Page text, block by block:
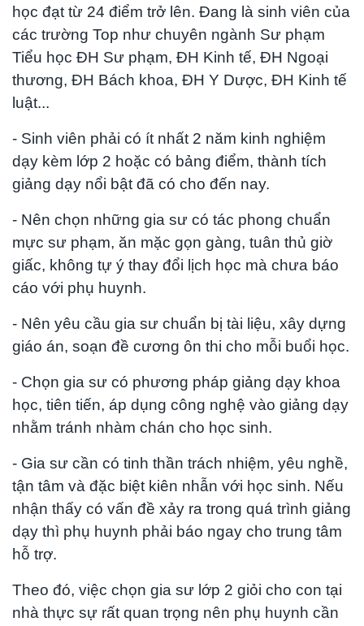
học đạt từ 24 điểm trở lên. Đang là sinh viên của
các trường Top như chuyên ngành Sư phạm
Tiểu học ĐH Sư phạm, ĐH Kinh tế, ĐH Ngoại
thương, ĐH Bách khoa, ĐH Y Dược, ĐH Kinh tế
luật...
- Sinh viên phải có ít nhất 2 năm kinh nghiệm
dạy kèm lớp 2 hoặc có bảng điểm, thành tích
giảng dạy nổi bật đã có cho đến nay.
- Nên chọn những gia sư có tác phong chuẩn
mực sư phạm, ăn mặc gọn gàng, tuân thủ giờ
giấc, không tự ý thay đổi lịch học mà chưa báo
cáo với phụ huynh.
- Nên yêu cầu gia sư chuẩn bị tài liệu, xây dựng
giáo án, soạn đề cương ôn thi cho mỗi buổi học.
- Chọn gia sư có phương pháp giảng dạy khoa
học, tiên tiến, áp dụng công nghệ vào giảng dạy
nhằm tránh nhàm chán cho học sinh.
- Gia sư cần có tinh thần trách nhiệm, yêu nghề,
tận tâm và đặc biệt kiên nhẫn với học sinh. Nếu
nhận thấy có vấn đề xảy ra trong quá trình giảng
dạy thì phụ huynh phải báo ngay cho trung tâm
hỗ trợ.
Theo đó, việc chọn gia sư lớp 2 giỏi cho con tại
nhà thực sự rất quan trọng nên phụ huynh cần